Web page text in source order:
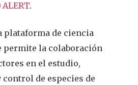
ALERT.
plataforma de ciencia
permite la colaboración
en el estudio,
de especies de